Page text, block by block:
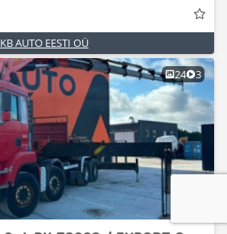
KB AUTO EESTI OÜ
24 3